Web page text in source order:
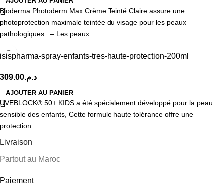
Bioderma Photoderm Max Crème Teinté Claire assure une
photoprotection maximale teintée du visage pour les peaux
pathologiques : – Les peaux
isispharma-spray-enfants-tres-haute-protection-200ml
د.م.309.00
AJOUTER AU PANIER
UVEBLOCK® 50+ KIDS a été spécialement développé pour la peau
sensible des enfants, Cette formule haute tolérance offre une
protection
Livraison
Partout au Maroc
Paiement